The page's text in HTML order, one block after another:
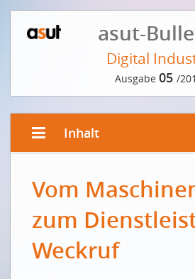
asut-
Digital
Ausgabe 05 /
Inhalt
Vom Maschinenbauer zum
Weckruf
Du constructeur mécanique au
KOMMENTAR
Vom
zum
Weckruf